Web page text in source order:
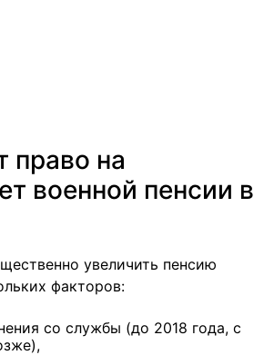
право на
военной пенсии в
увеличить пенсию
факторов:
со службы (до 2018 года, с